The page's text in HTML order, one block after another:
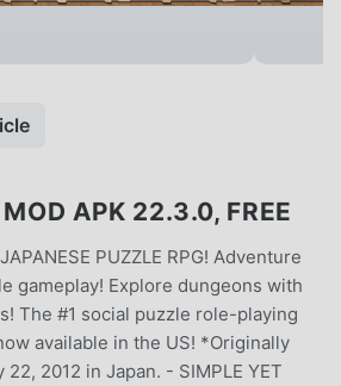
APK 22.3.0, FREE
PUZZLE RPG! Adventure
gameplay! Explore dungeons with
The #1 social puzzle role-playing
available in the US! *Originally
2012 in Japan. - SIMPLE YET